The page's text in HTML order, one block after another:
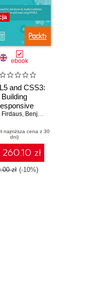
ebook
and CSS3:
Building
One-
Web
Design
Firdaus, Benjamin LaGrone
najniższa cena z 30
dni)
260.10 zł
zł (-10%)